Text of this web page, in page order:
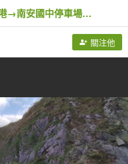
2-2 南方澳漁港→內埤漁港→南安國中停車場→觀海亭→內埤海水浴場→情人灣→豆腐岬風景區→南方澳大橋
關注他